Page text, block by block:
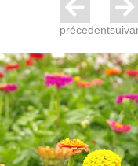
précedent